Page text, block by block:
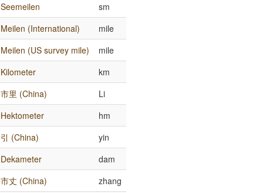
Seemeilen
sm
Meilen (International)
mile
Meilen (US survey mile)
mile
Kilometer
km
市里 (China)
Li
Hektometer
hm
引 (China)
yin
Dekameter
dam
市丈 (China)
zhang